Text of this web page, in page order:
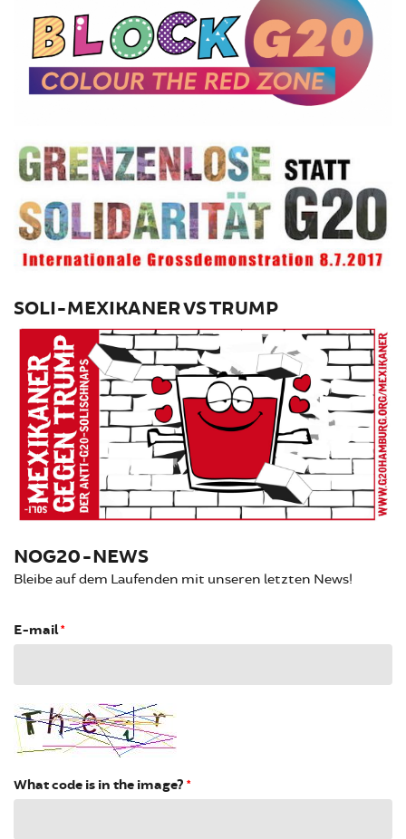
SOLI-MEXIKANER VS TRUMP
NOG20-NEWS
Bleibe auf dem Laufenden mit unseren letzten News!
E-mail*
What code is in the image? *